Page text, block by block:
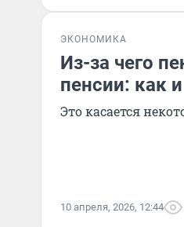
ЭКОНОМИКА
Из-за чего
пенсии: как
Это касается
10 апреля, 2026, 12:44